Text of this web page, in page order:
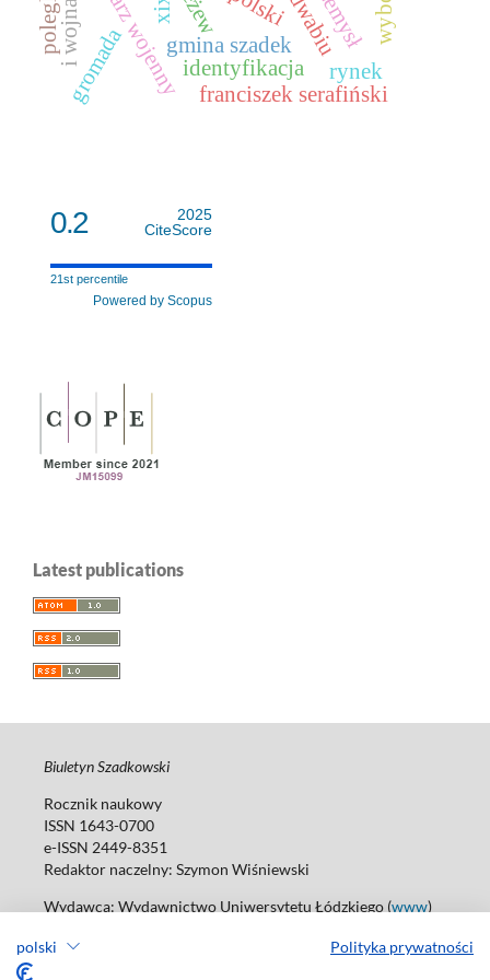
polski Polityka prywatności
gmina szadek
identyfikacja
franciszek serafiński
gromada rynek
0.2
2025
CiteScore
21st percentile
Powered by Scopus
Latest publications
Biuletyn Szadkowski
Rocznik naukowy
ISSN 1643-0700
e-ISSN 2449-8351
Redaktor naczelny: Szymon Wiśniewski
Wydawca: Wydawnictwo Uniwersytetu Łódzkiego (www)
Tel.: 42 235 01 65, fax: 42 66 55 86